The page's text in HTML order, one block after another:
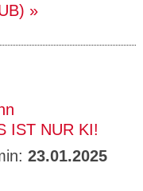
IST NUR KI!
23.01.2025